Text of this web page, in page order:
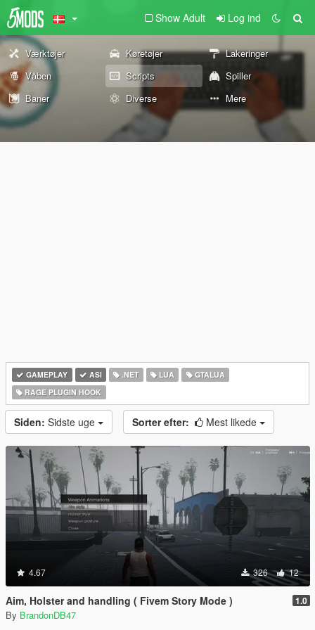
Show Adult Log ind
Værktøjer Køretøjer
Lakeringer
Våben
Scripts
Spiller
Baner
Diverse Mere
GAMEPLAY ASI .NET LUA
GTALUA
RAGE PLUGIN HOOK
Siden: Sidste uge Sorter efter: Mest likede
4.67 326 12
Aim, Holster and handling ( Fivem Story Mode ) 1.0
By BrandonDB47